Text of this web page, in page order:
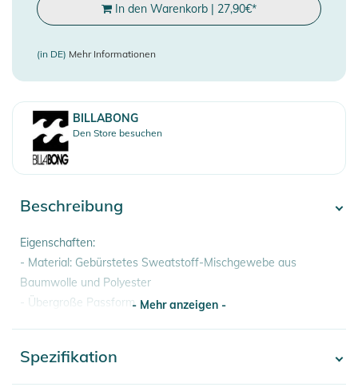
In den Warenkorb | 27,90€*
(in DE) Mehr Informationen
BILLABONG
Den Store besuchen
Beschreibung
Eigenschaften:
- Material: Gebürstetes Sweatstoff-Mischgewebe aus
Baumwolle und Polyester
- Übergroße Passform
- [Hauptstoff] 80% Baumwolle, 20% Polyester
- Mehr anzeigen -
Spezifikation